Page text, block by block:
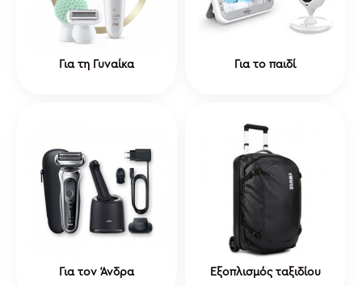
Για τη Γυναίκα Για το παιδί
Για τον Άνδρα Εξοπλισμός ταξιδίου